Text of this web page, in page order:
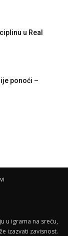
u Real
ponoći –
u igrama na sreću,
izazvati zavisnost.